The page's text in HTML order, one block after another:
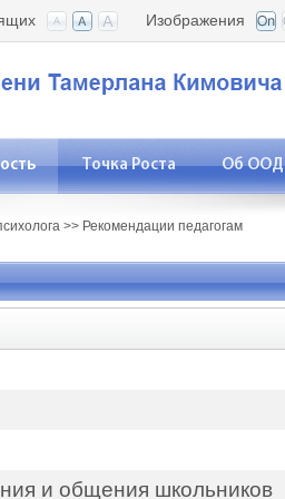
Изображения
Точка Роста Об ООД
>> Рекомендации педагогам
и общения школьников